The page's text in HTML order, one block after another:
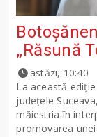
„Răsună
astăzi, 10:40
La această
județele
măiestria în
promovarea